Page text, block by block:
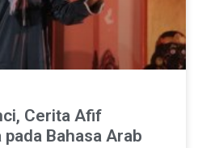
Cerita Afif
Bahasa Arab